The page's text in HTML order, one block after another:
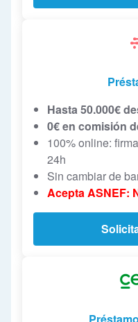
Hasta 50.000€
0€ en comisión
100% online:
24h
Sin cambiar de
Acepta ASNEF: